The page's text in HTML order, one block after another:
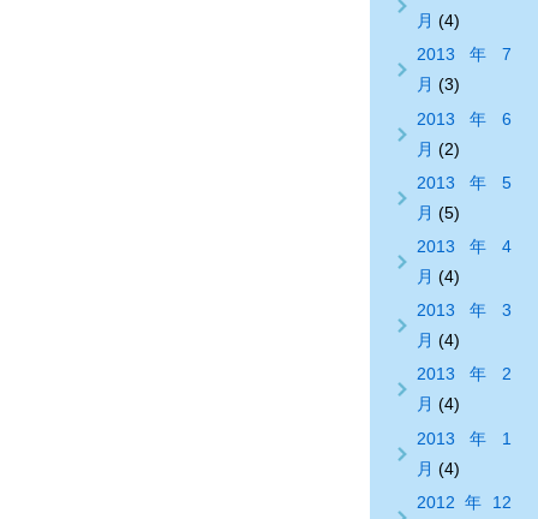
月 (4)
2013年7
月 (3)
2013年6
月 (2)
2013年5
月 (5)
2013年4
月 (4)
2013年3
月 (4)
2013年2
月 (4)
2013年1
月 (4)
2012年12